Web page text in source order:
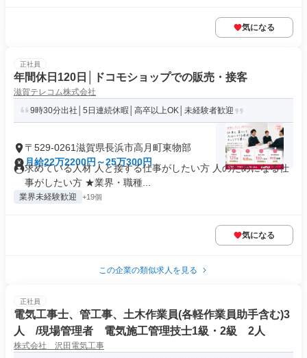
気になる
正社員
年間休日120日│ドコモショップでの販売・接客
滋賀テレコム株式会社
9時30分出社│5日連続休暇│高卒以上OK│未経験者歓迎
〒529-0261滋賀県長浜市高月町東物部
月給22万2200円～25万300円
求めている人材 人と接する仕事がしたい方 人のためになる仕
事がしたい方 ★業界・職種...
業界未経験歓迎 +19個
気になる
この企業の類似求人を見る
正社員
電気工事士、管工事、土木作業員(各軽作業員助手含む)3
人 /現場管理者 電気施工管理技士1級・2級 2人
株式会社 沢田電気工事